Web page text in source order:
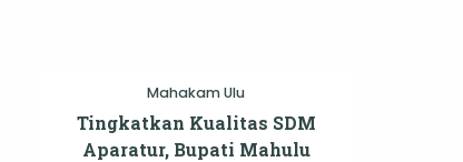
Mahakam Ulu
Tingkatkan Kualitas SDM
Aparatur, Bupati Mahulu